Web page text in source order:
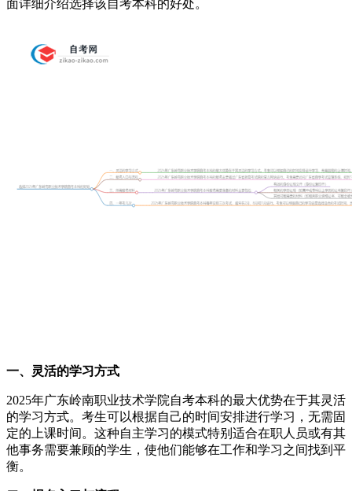
面详细介绍选择该自考本科的好处。
一、灵活的学习方式
2025年广东岭南职业技术学院自考本科的最大优势在于其灵活
的学习方式。考生可以根据自己的时间安排进行学习，无需固
定的上课时间。这种自主学习的模式特别适合在职人员或有其
他事务需要兼顾的学生，使他们能够在工作和学习之间找到平
衡。